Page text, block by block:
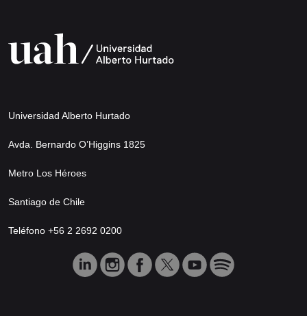
Universidad Alberto Hurtado
Avda. Bernardo O’Higgins 1825
Metro Los Héroes
Santiago de Chile
Teléfono +56 2 2692 0200